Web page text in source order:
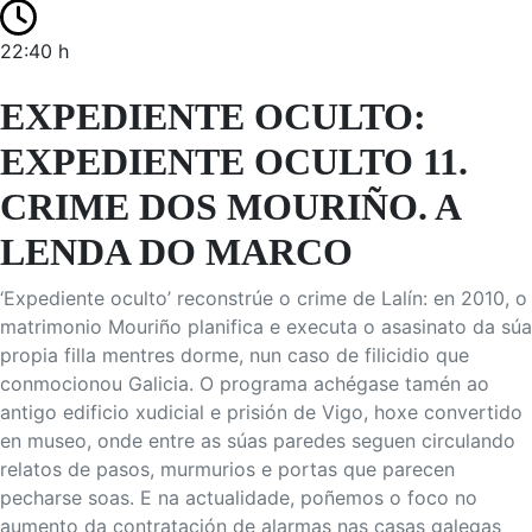
22:40 h
EXPEDIENTE OCULTO:
EXPEDIENTE OCULTO 11.
CRIME DOS MOURIÑO. A
LENDA DO MARCO
‘Expediente oculto’ reconstrúe o crime de Lalín: en 2010, o
matrimonio Mouriño planifica e executa o asasinato da súa
propia filla mentres dorme, nun caso de filicidio que
conmocionou Galicia. O programa achégase tamén ao
antigo edificio xudicial e prisión de Vigo, hoxe convertido
en museo, onde entre as súas paredes seguen circulando
relatos de pasos, murmurios e portas que parecen
pecharse soas. E na actualidade, poñemos o foco no
aumento da contratación de alarmas nas casas galegas